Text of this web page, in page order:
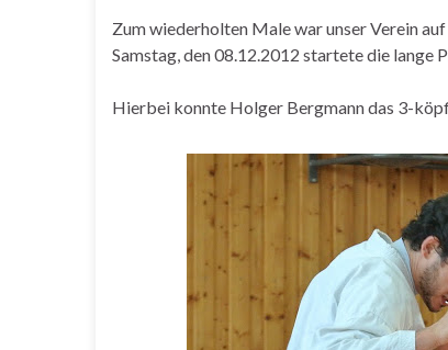
Zum wiederholten Male war unser Verein
Samstag, den 08.12.2012 startete die lange
Hierbei konnte Holger Bergmann das 3-